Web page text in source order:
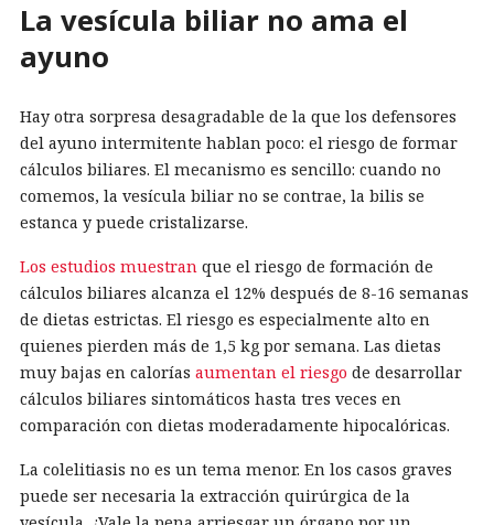
La vesícula biliar no ama el
ayuno
Hay otra sorpresa desagradable de la que los defensores
del ayuno intermitente hablan poco: el riesgo de formar
cálculos biliares. El mecanismo es sencillo: cuando no
comemos, la vesícula biliar no se contrae, la bilis se
estanca y puede cristalizarse.
Los estudios muestran que el riesgo de formación de
cálculos biliares alcanza el 12% después de 8-16 semanas
de dietas estrictas. El riesgo es especialmente alto en
quienes pierden más de 1,5 kg por semana. Las dietas
muy bajas en calorías aumentan el riesgo de desarrollar
cálculos biliares sintomáticos hasta tres veces en
comparación con dietas moderadamente hipocalóricas.
La colelitiasis no es un tema menor. En los casos graves
puede ser necesaria la extracción quirúrgica de la